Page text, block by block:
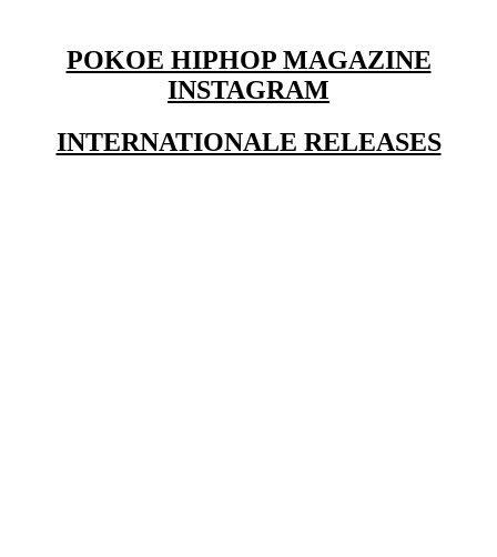
POKOE HIPHOP MAGAZINE
INSTAGRAM
INTERNATIONALE RELEASES